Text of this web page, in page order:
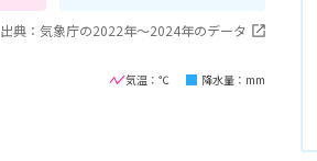
出典：気象庁の2022年〜2024年のデータ
気温：℃ 降水量：mm